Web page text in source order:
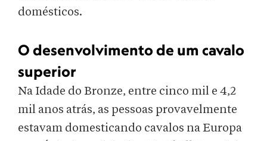
domésticos.
O desenvolvimento de um cavalo
superior
Na Idade do Bronze, entre cinco mil e 4,2
mil anos atrás, as pessoas provavelmente
estavam domesticando cavalos na Europa